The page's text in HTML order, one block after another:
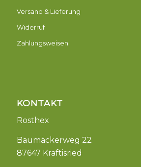
Versand & Lieferung
Widerruf
Zahlungsweisen
KONTAKT
Rosthex
Baumäckerweg 22
87647 Kraftisried